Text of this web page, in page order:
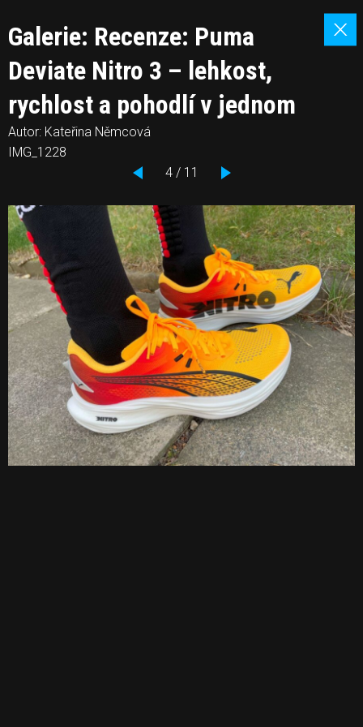
Galerie: Recenze: Puma
Deviate Nitro 3 – lehkost,
rychlost a pohodlí v jednom
Autor: Kateřina Němcová
IMG_1228
4 / 11